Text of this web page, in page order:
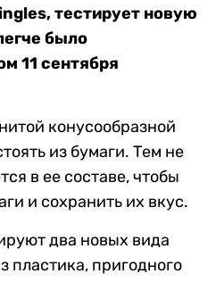
тестирует новую
было
11 сентября
конусообразной
из бумаги. Тем не
в ее составе, чтобы
и сохранить их вкус.
два новых вида
пластика, пригодного